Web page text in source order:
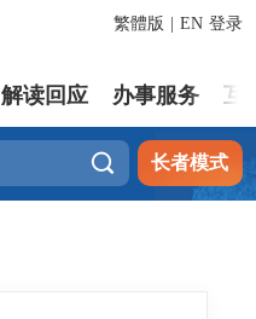
登录
繁體版 EN
解读回应 办事服务 互
 长者模式